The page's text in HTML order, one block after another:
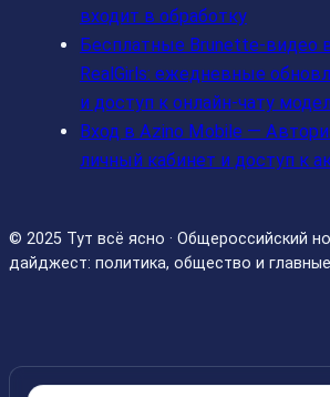
входит в обработку
Бесплатные Brunette‑видео
RealGirls: ежедневные
и доступ к онлайн‑чату
Вход в Azino Mobile —
личный кабинет и доступ к
© 2025 Тут всё ясно · Общероссийский
дайджест: политика, общество и